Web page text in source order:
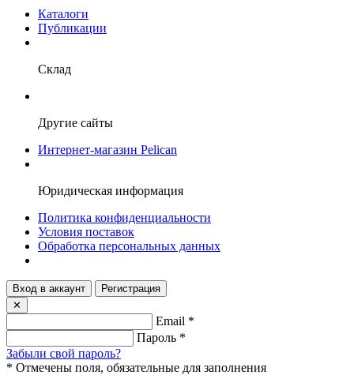
Каталоги
Публикации
Склад
Другие сайты
Интернет-магазин Pelican
Юридическая информация
Политика конфиденциальности
Условия поставок
Обработка персональных данных
Вход в аккаунт
Регистрация
✕
Email *
Пароль *
Забыли свой пароль?
* Отмечены поля, обязательные для заполнения